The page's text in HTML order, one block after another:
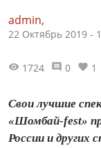
admin,
22 Октябрь 2019 -
1724 0 1
Свои лучшие
«Шомбай-fest»
России и других